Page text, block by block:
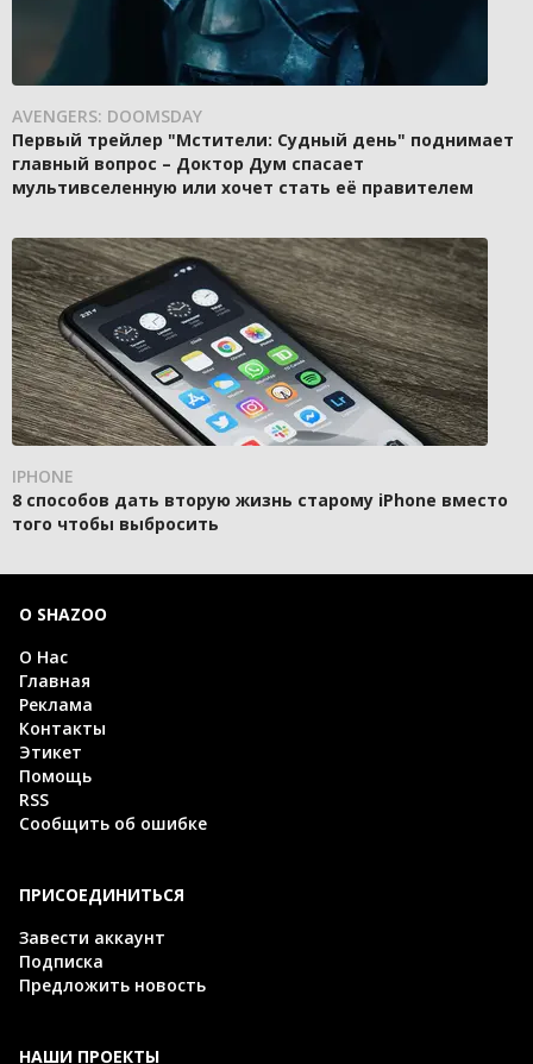
AVENGERS: DOOMSDAY
Первый трейлер "Мстители: Судный день" поднимает
главный вопрос – Доктор Дум спасает
мультивселенную или хочет стать её правителем
IPHONE
8 способов дать вторую жизнь старому iPhone вместо
того чтобы выбросить
О SHAZOO
О Нас
Главная
Реклама
Контакты
Этикет
Помощь
RSS
Сообщить об ошибке
ПРИСОЕДИНИТЬСЯ
Завести аккаунт
Подписка
Предложить новость
НАШИ ПРОЕКТЫ